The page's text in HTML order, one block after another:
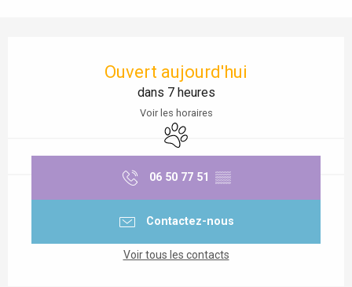
Ouvert aujourd'hui
dans 7 heures
Voir les horaires
Animaux acceptés
06 50 77 51 ▒▒
Contactez-nous
Voir tous les contacts